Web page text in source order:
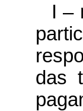
I –
das